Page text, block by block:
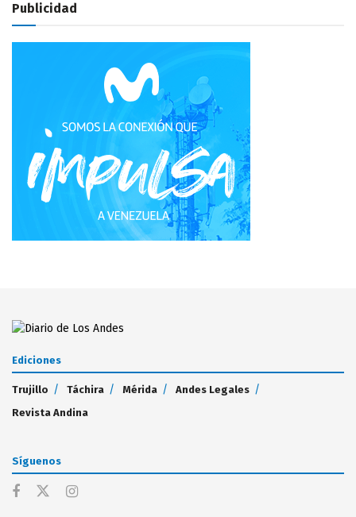
Publicidad
Ediciones
Trujillo Táchira Mérida
Andes Legales
Revista Andina
Síguenos